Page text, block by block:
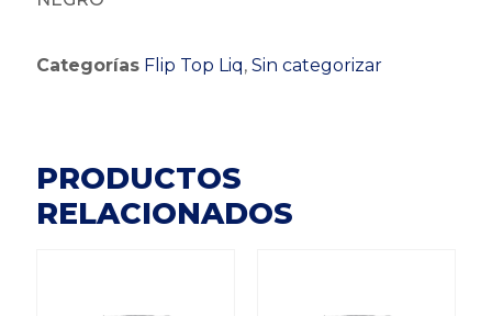
Categorías Flip Top Liq,Sin categorizar
PRODUCTOS
RELACIONADOS